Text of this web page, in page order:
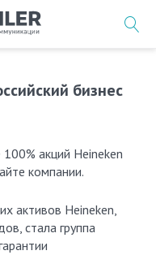
бизнес
компании.
активов Heineken,
стала группа